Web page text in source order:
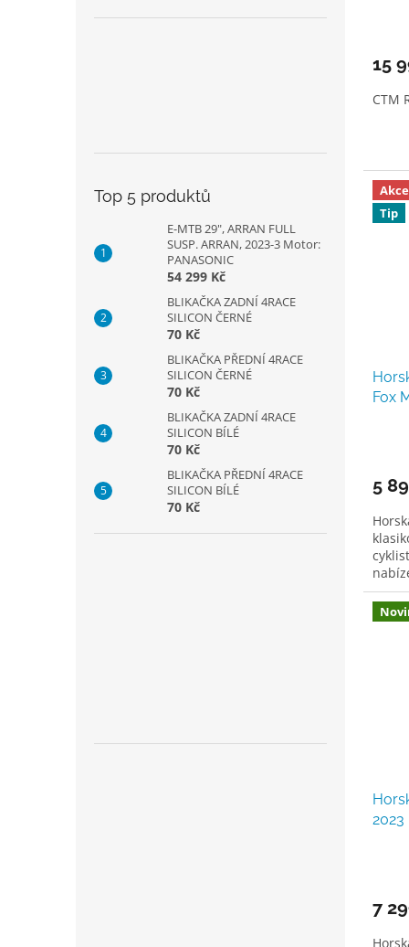
Top 5 produktů
E-MTB 29", ARRAN FULL
SUSP. ARRAN, 2023-3 Motor:
PANASONIC
54 299 Kč
BLIKAČKA ZADNÍ 4RACE
SILICON ČERNÉ
70 Kč
BLIKAČKA PŘEDNÍ 4RACE
SILICON ČERNÉ
70 Kč
BLIKAČKA ZADNÍ 4RACE
SILICON BÍLÉ
70 Kč
BLIKAČKA PŘEDNÍ 4RACE
SILICON BÍLÉ
70 Kč
15
CTM
Akce
Tip
Fox
5
7